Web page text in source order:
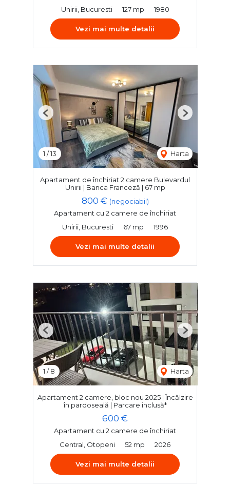
Unirii, Bucuresti
127 mp 1980
Vezi mai multe detalii
1 /13 Harta
Previous Next
Apartament de închiriat 2 camere Bulevardul
Unirii | Banca Franceză | 67 mp
800 € (negociabil)
Apartament cu 2 camere de închiriat
Unirii, Bucuresti
67 mp 1996
Vezi mai multe detalii
1 /8 Harta
Previous Next
Apartament 2 camere, bloc nou 2025 | Încălzire
în pardoseală | Parcare inclusă*
600 €
Apartament cu 2 camere de închiriat
Central, Otopeni
52 mp 2026
Vezi mai multe detalii